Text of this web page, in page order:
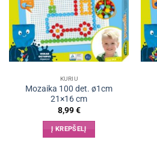
KURIU
Mozaika 100 det. ø1cm
21×16 cm
8,99€
Į KREPŠELĮ